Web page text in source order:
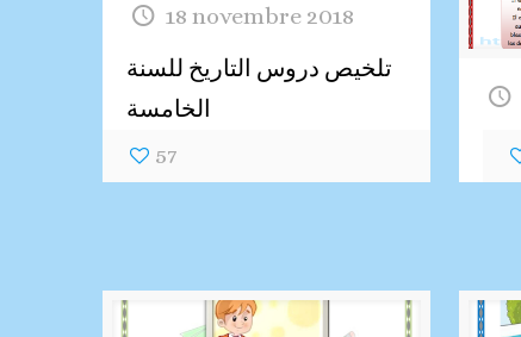
18 novembre 2018
تلخيص دروس التاريخ للسنة
الخامسة
57